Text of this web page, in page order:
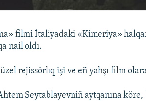
filmi İtaliyadaki «Kimeriya»
nail oldı.
rejissörlıq işi ve eñ yahşı film
Seytablayevniñ aytqanına